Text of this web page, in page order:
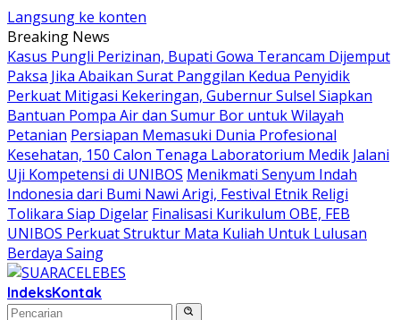
Langsung ke konten
Breaking News
Kasus Pungli Perizinan, Bupati Gowa Terancam Dijemput
Paksa Jika Abaikan Surat Panggilan Kedua Penyidik
Perkuat Mitigasi Kekeringan, Gubernur Sulsel Siapkan
Bantuan Pompa Air dan Sumur Bor untuk Wilayah
Petanian Persiapan Memasuki Dunia Profesional
Kesehatan, 150 Calon Tenaga Laboratorium Medik Jalani
Uji Kompetensi di UNIBOS Menikmati Senyum Indah
Indonesia dari Bumi Nawi Arigi, Festival Etnik Religi
Tolikara Siap Digelar Finalisasi Kurikulum OBE, FEB
UNIBOS Perkuat Struktur Mata Kuliah Untuk Lulusan
Berdaya Saing
IndeksKontak